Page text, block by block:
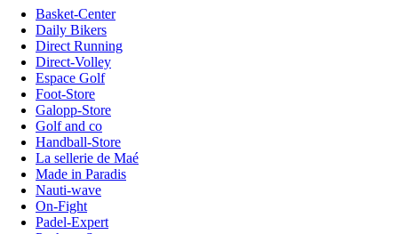
Basket-Center
Daily Bikers
Direct Running
Direct-Volley
Espace Golf
Foot-Store
Galopp-Store
Golf and co
Handball-Store
La sellerie de Maé
Made in Paradis
Nauti-wave
On-Fight
Padel-Expert